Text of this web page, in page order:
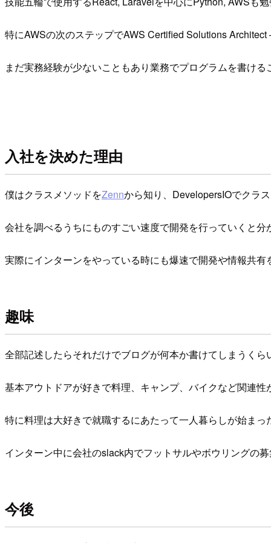
特にAWSの次のステップでAWS Certified Solutions
まだ実務経験が少ないこともあり業務でプログラムを書け
入社を決めた理由
僕はクラスメソッドをZennから知り、DevelopersIOでクラ
会社を調べるうちにものすごい速度で開発を行っていくと
実際にインターンをやっている時にも爆速で開発や情報共
趣味
全部記述したらそれだけでブログが何本か書けてしまうく
基本アウトドアが好きで料理、キャンプ、バイクなど関連
特に料理は大好きで就職するにあたって一人暮らしが始ま
インターン中に会社のslack内でフットサルやボウリングの
今後